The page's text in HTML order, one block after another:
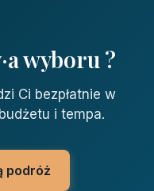
wyboru ?
Ci bezpłatnie w
i tempa.
podróż